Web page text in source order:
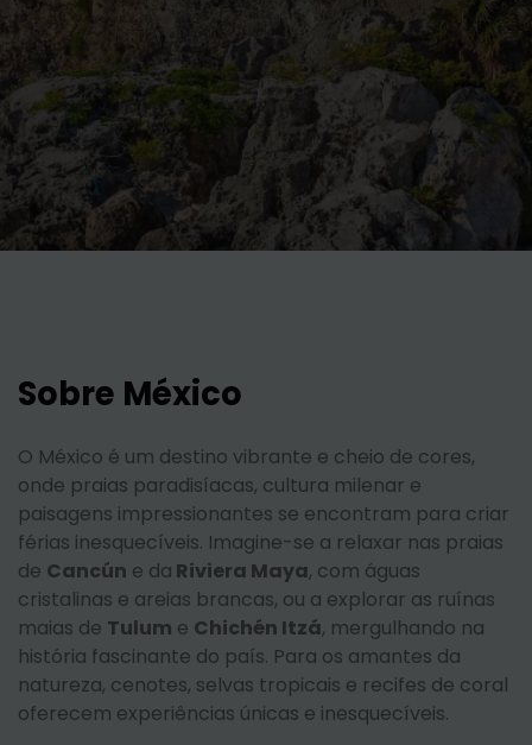
Sobre México
O México é um destino vibrante e cheio de cores,
onde praias paradisíacas, cultura milenar e
paisagens impressionantes se encontram para criar
férias inesquecíveis. Imagine-se a relaxar nas praias
de Cancún e da Riviera Maya, com águas
cristalinas e areias brancas, ou a explorar as ruínas
maias de Tulum e Chichén Itzá, mergulhando na
história fascinante do país. Para os amantes da
natureza, cenotes, selvas tropicais e recifes de coral
oferecem experiências únicas e inesquecíveis.